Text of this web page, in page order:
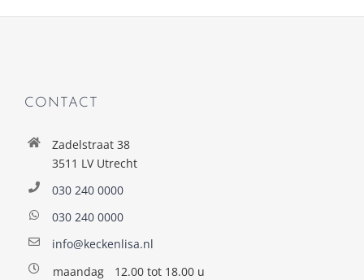
CONTACT
Zadelstraat 38
3511 LV Utrecht
030 240 0000
030 240 0000
info@keckenlisa.nl
maandag
12.00 tot 18.00 u